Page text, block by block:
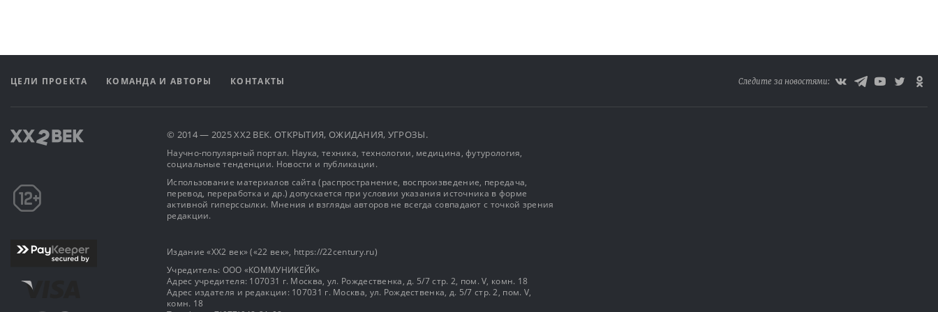
ЦЕЛИ ПРОЕКТА КОМАНДА И АВТОРЫ КОНТАКТЫ Следите за новостями:
© 2014 — 2025 XX2 ВЕК. ОТКРЫТИЯ, ОЖИДАНИЯ, УГРОЗЫ.
Научно-популярный портал. Наука, техника, технологии, медицина, футурология,
социальные тенденции. Новости и публикации.
Использование материалов сайта (распространение, воспроизведение, передача,
перевод, переработка и др.) допускается при условии указания источника в форме
активной гиперссылки. Мнения и взгляды авторов не всегда совпадают с точкой зрения
редакции.
Издание «XX2 век» («22 век», https://22century.ru)
Учредитель: OOO «КОММУНИКЕЙК»
Адрес учредителя: 107031 г. Москва, ул. Рождественка, д. 5/7 стр. 2, пом. V, комн. 18
Адрес издателя и редакции: 107031 г. Москва, ул. Рождественка, д. 5/7 стр. 2, пом. V,
комн. 18